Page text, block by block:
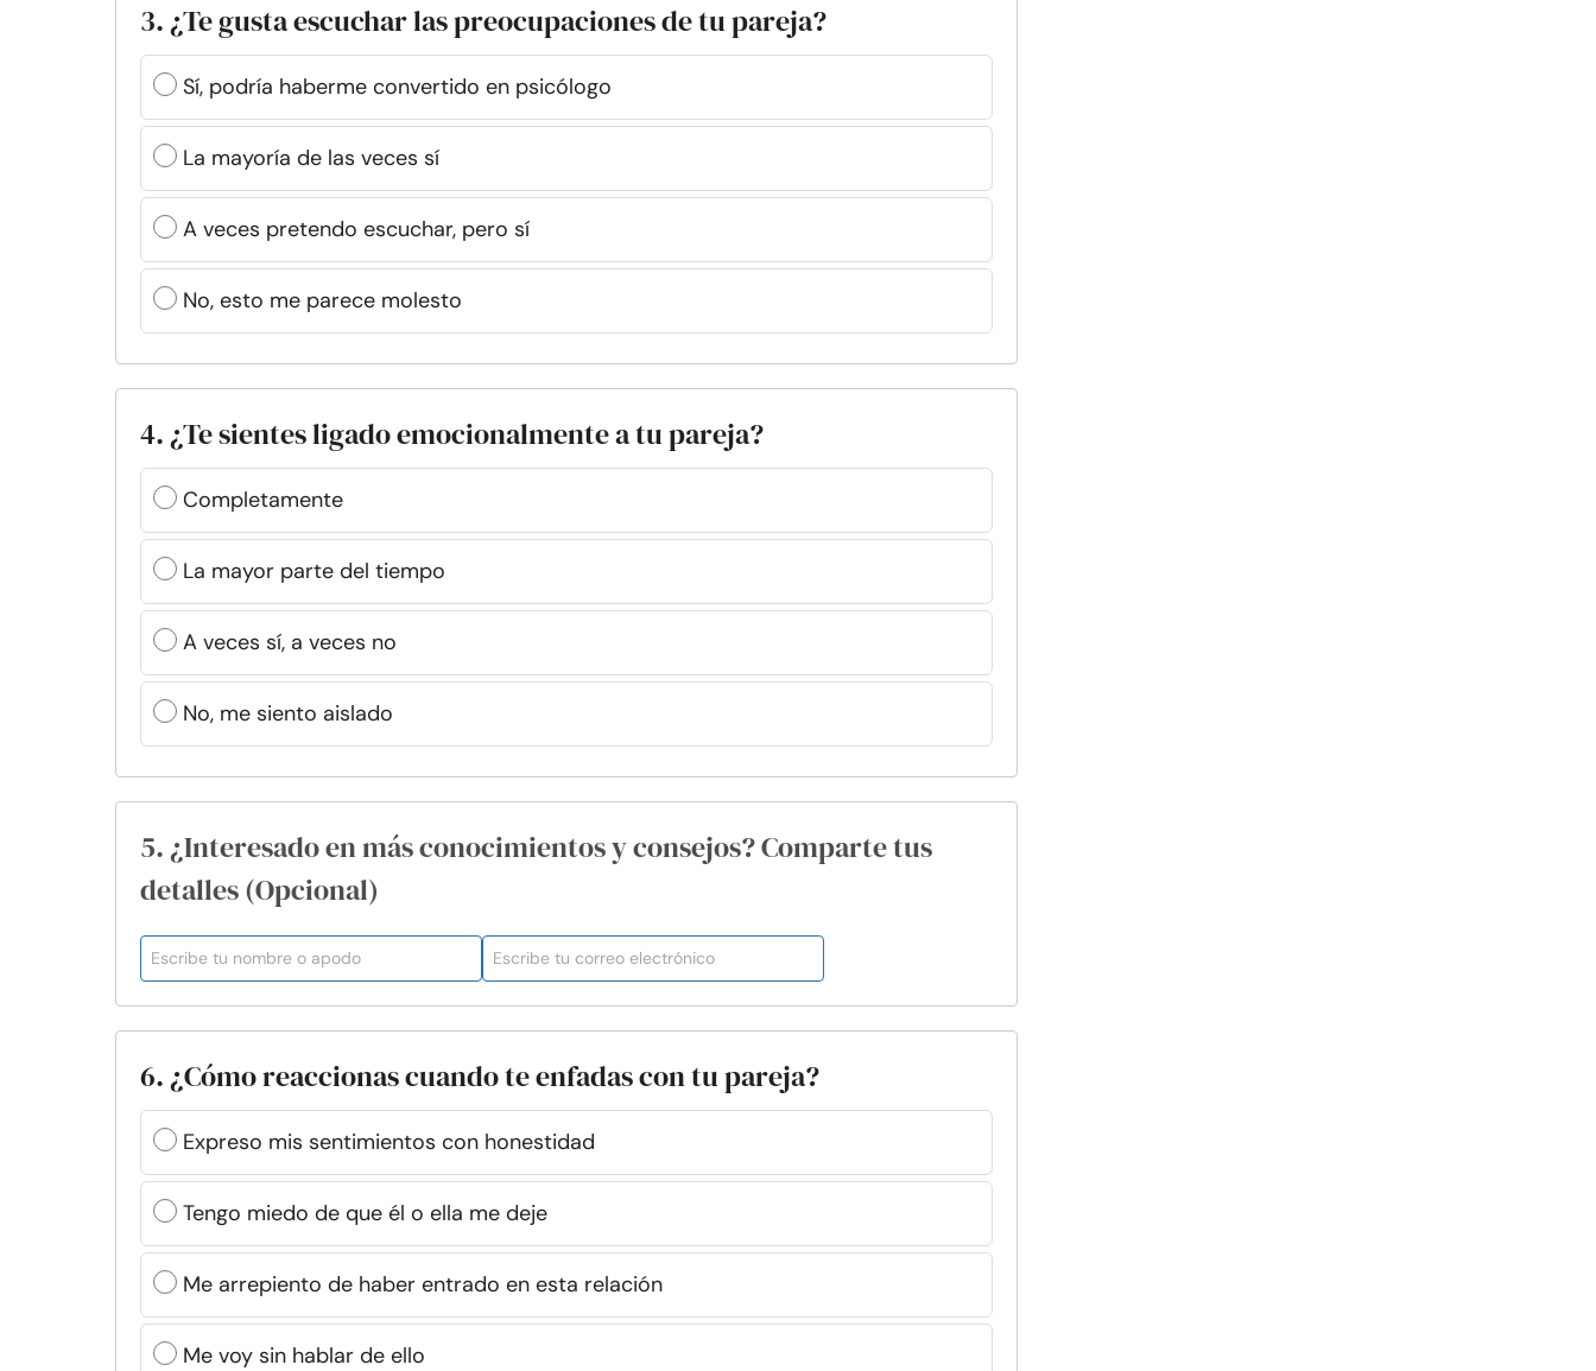
3. ¿Te gusta escuchar las preocupaciones de tu pareja?
Sí, podría haberme convertido en psicólogo
La mayoría de las veces sí
A veces pretendo escuchar, pero sí
No, esto me parece molesto
4. ¿Te sientes ligado emocionalmente a tu pareja?
Completamente
La mayor parte del tiempo
A veces sí, a veces no
No, me siento aislado
5. ¿Interesado en más conocimientos y consejos? Comparte tus
detalles (Opcional)
6. ¿Cómo reaccionas cuando te enfadas con tu pareja?
Expreso mis sentimientos con honestidad
Tengo miedo de que él o ella me deje
Me arrepiento de haber entrado en esta relación
Me voy sin hablar de ello